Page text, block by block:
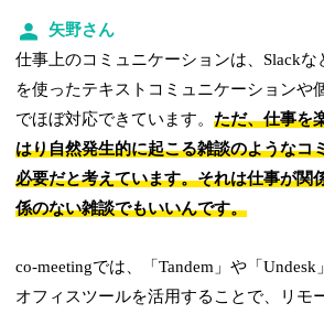
矢野さん
仕事上のコミュニケーションは、Slack
を使ったテキストコミュニケーションや
でほぼ対応できています。ただ、仕事を
はり自然発生的に起こる雑談のようなコ
必要だと考えています。それは仕事が関
係のない雑談でもいいんです。
co-meetingでは、「Tandem」や「
オフィスツールを活用することで、リモ